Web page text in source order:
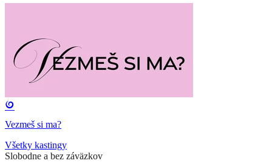
Vezmeš si ma?
Všetky kastingy
Slobodne a bez záväzkov